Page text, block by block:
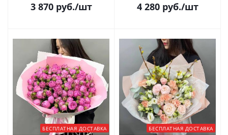
3 870руб./шт 4 280руб./шт
БЕСПЛАТНАЯ ДОСТАВКА БЕСПЛАТНАЯ ДОСТАВКА